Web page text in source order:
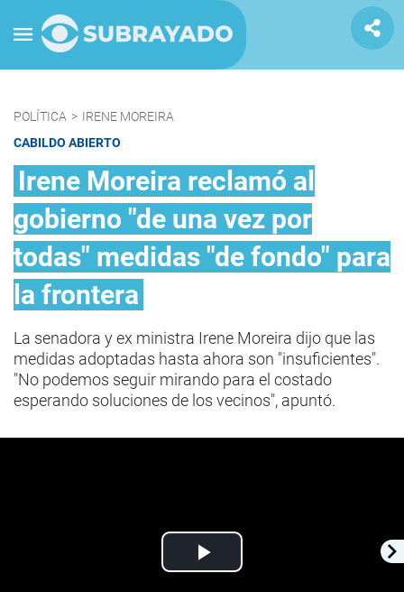
POLÍTICA > IRENE MOREIRA
CABILDO ABIERTO
Irene Moreira reclamó al
gobierno "de una vez por
todas" medidas "de fondo" para
la frontera
La senadora y ex ministra Irene Moreira dijo que las
medidas adoptadas hasta ahora son "insuficientes".
"No podemos seguir mirando para el costado
esperando soluciones de los vecinos", apuntó.
Play